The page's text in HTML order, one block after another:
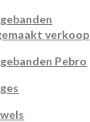
verkoop
Pebro